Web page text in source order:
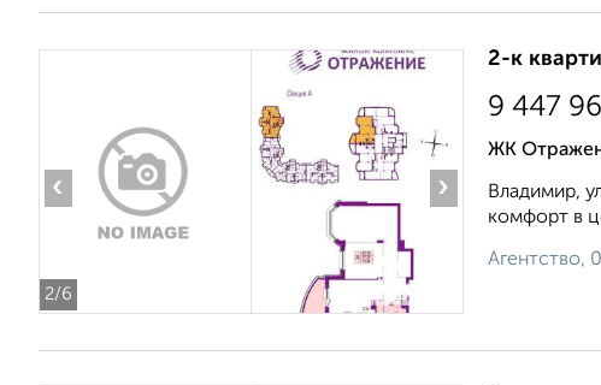
2/6
‹ ›
2-к
9 447
ЖК
Владимир,
комфорт в
Агентство,